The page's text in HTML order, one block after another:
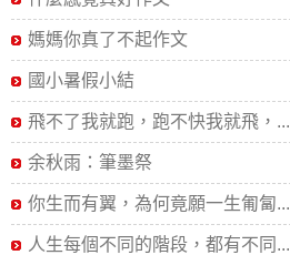
媽媽你真了不起作文
國小暑假小結
飛不了我就跑，跑不快我就飛，...
余秋雨：筆墨祭
你生而有翼，為何竟願一生匍匐...
人生每個不同的階段，都有不同...